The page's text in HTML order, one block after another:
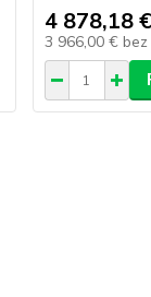
4 878,18 €
3 966,00 € bez